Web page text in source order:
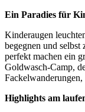
Ein Paradies für
Kinderaugen
begegnen und
perfekt machen ein
Goldwasch-Camp,
Highlights am